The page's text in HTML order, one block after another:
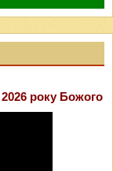
року Божого